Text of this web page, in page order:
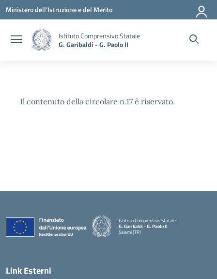
Vai ai contenuti
Vai al menu di navigazione
Vai al footer
Ministero dell'Istruzione e del Merito
Istituto Comprensivo Statale
G. Garibaldi - G. Paolo II
Il contenuto della circolare n.17 è riservato.
Istituto Comprensivo Statale
G. Garibaldi - G. Paolo II
Salemi (TP)
Link Esterni